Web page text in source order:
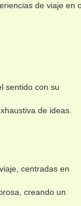
de viaje en
sentido con su
de ideas.
centradas en
creando un